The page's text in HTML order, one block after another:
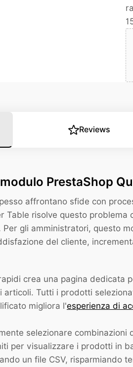
Reviews
PrestaShop
affrontano sfide con
Table risolve questo
Per gli amministratori, questo
del cliente,
crea una pagina dedicata
Tutti i prodotti
migliora l'esperienza di
selezionare
per visualizzare i prodotti in
un file CSV, risparmiando